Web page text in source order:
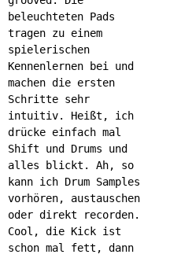
beleuchteten Pads
tragen zu einem
spielerischen
Kennenlernen bei und
machen die ersten
Schritte sehr
intuitiv. Heißt, ich
drücke einfach mal
Shift und Drums und
alles blickt. Ah, so
kann ich Drum Samples
vorhören, austauschen
oder direkt recorden.
Cool, die Kick ist
schon mal fett, dann